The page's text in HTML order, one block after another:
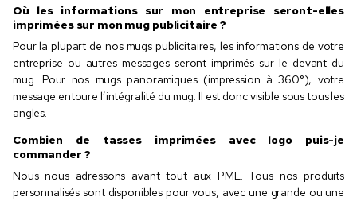
Où les informations sur mon entreprise seront-elles
imprimées sur mon mug publicitaire ?
Pour la plupart de nos mugs publicitaires, les informations de votre
entreprise ou autres messages seront imprimés sur le devant du
mug. Pour nos mugs panoramiques (impression à 360°), votre
message entoure l’intégralité du mug. Il est donc visible sous tous les
angles.
Combien de tasses imprimées avec logo puis-je
commander ?
Nous nous adressons avant tout aux PME. Tous nos produits
personnalisés sont disponibles pour vous, avec une grande ou une